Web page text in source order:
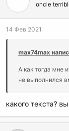
oncle
14 Фев 2021
max74max
А как тогда мне
не выполнился
какого текста?